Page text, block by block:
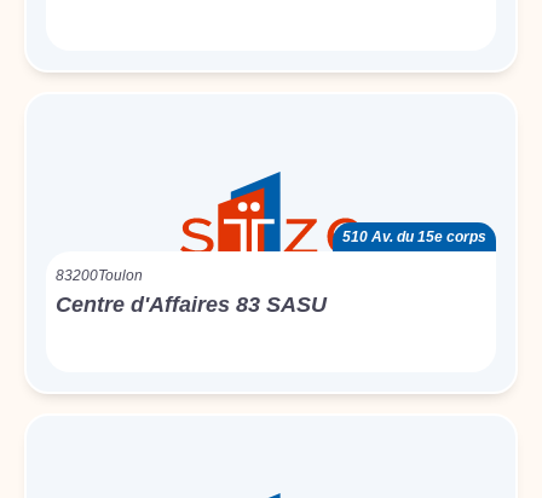
510 Av. du 15e corps
83200Toulon
Centre d'Affaires 83 SASU